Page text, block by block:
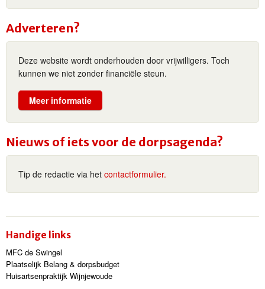
Adverteren?
Deze website wordt onderhouden door vrijwilligers. Toch
kunnen we niet zonder financiële steun.
Meer informatie
Nieuws of iets voor de dorpsagenda?
Tip de redactie via het contactformulier.
Handige links
MFC de Swingel
Plaatselijk Belang & dorpsbudget
Huisartsenpraktijk Wijnjewoude